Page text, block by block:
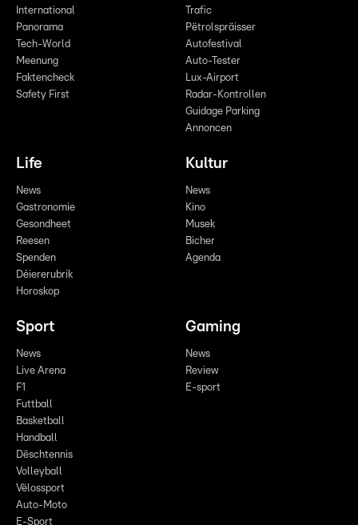
International
Panorama
Tech-World
Meenung
Faktencheck
Safety First
Trafic
Pëtrolspräisser
Autofestival
Auto-Tester
Lux-Airport
Radar-Kontrollen
Guidage Parking
Annoncen
Life
News
Gastronomie
Gesondheet
Reesen
Spenden
Déiererubrik
Horoskop
Kultur
News
Kino
Musek
Bicher
Agenda
Sport
News
Live Arena
F1
Futtball
Basketball
Handball
Dëschtennis
Volleyball
Vëlossport
Auto-Moto
E-Sport
Gaming
News
Review
E-sport